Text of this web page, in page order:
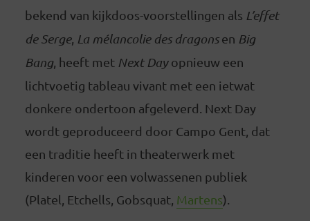
bekend van kijkdoos-voorstellingen als L’effet
de Serge, La mélancolie des dragonsen Big
Bang, heeft met Next Dayopnieuw een
lichtvoetig tableau vivant met een ietwat
donkere ondertoon afgeleverd. Next Day
wordt geproduceerd door Campo Gent, dat
een traditie heeft in theaterwerk met
kinderen voor een volwassenen publiek
(Platel, Etchells, Gobsquat, Martens).